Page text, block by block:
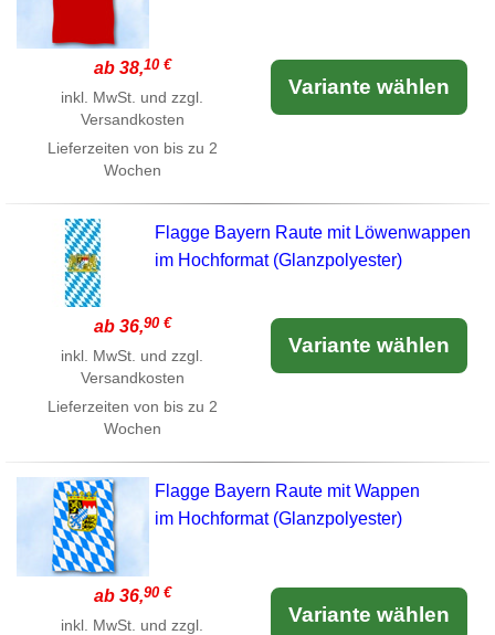
ab 38,10 €
inkl. MwSt. und zzgl.
Versandkosten
Lieferzeiten von bis zu 2
Wochen
Variante wählen
Flagge Bayern Raute mit Löwenwappen
im Hochformat (Glanzpolyester)
ab 36,90 €
inkl. MwSt. und zzgl.
Versandkosten
Lieferzeiten von bis zu 2
Wochen
Variante wählen
Flagge Bayern Raute mit Wappen
im Hochformat (Glanzpolyester)
ab 36,90 €
inkl. MwSt. und zzgl.
Variante wählen